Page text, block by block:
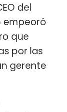
del
empeoró
que
por las
gerente